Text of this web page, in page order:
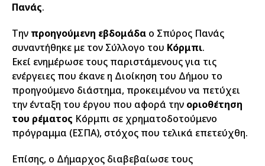
Πανάς.
Την προηγούμενη εβδομάδα ο Σπύρος Πανάς
συναντήθηκε με τον Σύλλογο του Κόρμπι.
Εκεί ενημέρωσε τους παριστάμενους για τις
ενέργειες που έκανε η Διοίκηση του Δήμου το
προηγούμενο διάστημα, προκειμένου να πετύχει
την ένταξη του έργου που αφορά την οριοθέτηση
του ρέματος Κόρμπι σε χρηματοδοτούμενο
πρόγραμμα (ΕΣΠΑ), στόχος που τελικά επετεύχθη.
Επίσης, ο Δήμαρχος διαβεβαίωσε τους